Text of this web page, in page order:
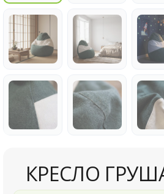
КРЕСЛО